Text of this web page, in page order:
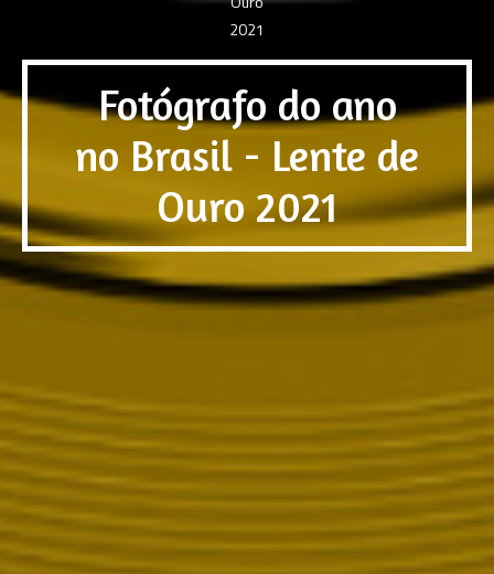
Fotógrafo do ano
no Brasil - Lente de
Ouro 2021